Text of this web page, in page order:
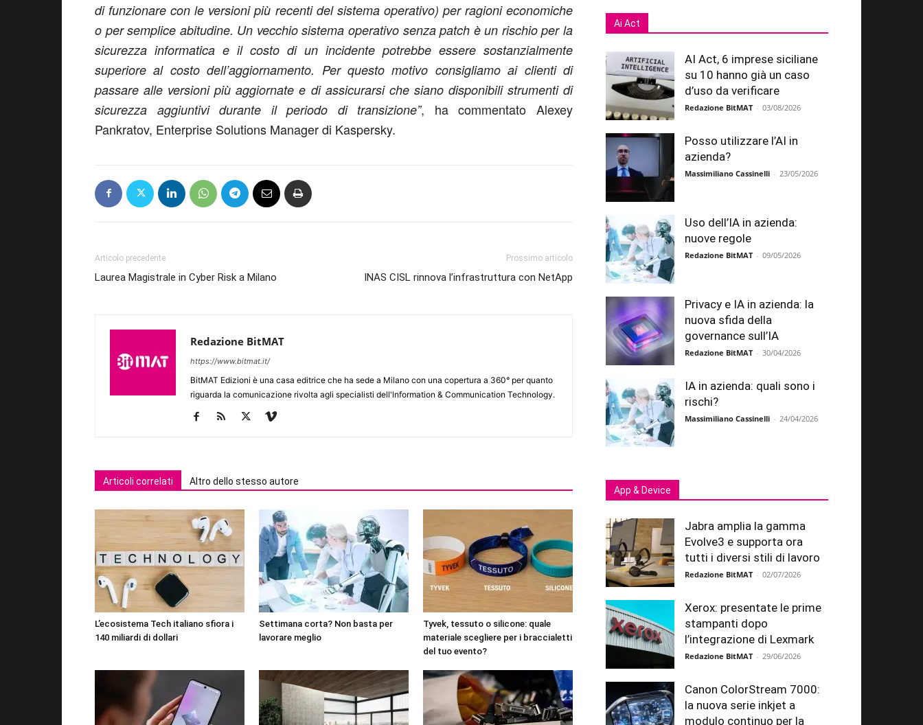
di funzionare con le versioni più recenti del sistema operativo) per ragioni economiche
o per semplice abitudine. Un vecchio sistema operativo senza patch è un rischio per la
sicurezza informatica e il costo di un incidente potrebbe essere sostanzialmente
superiore al costo dell’aggiornamento. Per questo motivo consigliamo ai clienti di
passare alle versioni più aggiornate e di assicurarsi che siano disponibili strumenti di
sicurezza aggiuntivi durante il periodo di transizione”, ha commentato Alexey
Pankratov, Enterprise Solutions Manager di Kaspersky.
Articolo precedente
Laurea Magistrale in Cyber Risk a Milano
Prossimo articolo
INAS CISL rinnova l’infrastruttura con NetApp
Redazione BitMAT
https://www.bitmat.it/
BitMAT Edizioni è una casa editrice che ha sede a Milano con una copertura a 360° per quanto
riguarda la comunicazione rivolta agli specialisti dell'lnformation & Communication Technology.
Articoli correlati Altro dello stesso autore
L’ecosistema Tech italiano sfiora i
140 miliardi di dollari
Settimana corta? Non basta per
lavorare meglio
Tyvek, tessuto o silicone: quale
materiale scegliere per i braccialetti
del tuo evento?
Ai Act
AI Act, 6 imprese siciliane
su 10 hanno già un caso
d’uso da verificare
Redazione BitMAT - 03/08/2026
Posso utilizzare l’AI in
azienda?
Massimiliano Cassinelli - 23/05/2026
Uso dell’IA in azienda:
nuove regole
Redazione BitMAT - 09/05/2026
Privacy e IA in azienda: la
nuova sfida della
governance sull’IA
Redazione BitMAT - 30/04/2026
IA in azienda: quali sono i
rischi?
Massimiliano Cassinelli - 24/04/2026
App & Device
Jabra amplia la gamma
Evolve3 e supporta ora
tutti i diversi stili di lavoro
Redazione BitMAT - 02/07/2026
Xerox: presentate le prime
stampanti dopo
l’integrazione di Lexmark
Redazione BitMAT - 29/06/2026
Canon ColorStream 7000:
la nuova serie inkjet a
modulo continuo per la